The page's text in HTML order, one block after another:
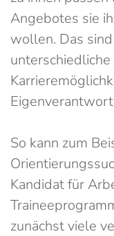
Angebotes sie
wollen. Das
So kann zum
Kandidat für
zunächst viele